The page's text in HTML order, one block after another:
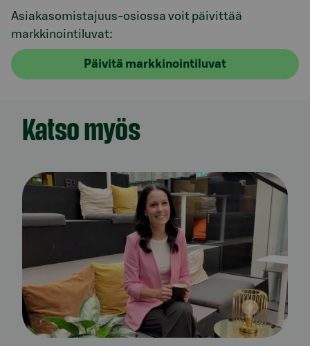
Asiakasomistajuus-osiossa voit päivittää
markkinointiluvat:
Päivitä markkinointiluvat
Katso myös